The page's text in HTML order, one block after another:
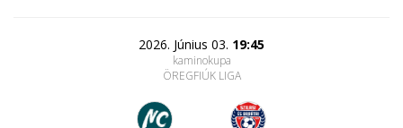
2026. Június 03. 19:45
kaminokupa
ÖREGFIÚK LIGA